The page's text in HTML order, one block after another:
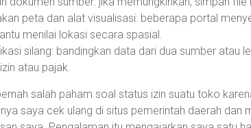
peta dan alat visualisasi: beberapa portal
menilai lokasi secara spasial.
silang: bandingkan data dari dua sumber atau
atau pajak.
salah paham soal status izin suatu toko
saya cek ulang di situs pemerintah daerah dan